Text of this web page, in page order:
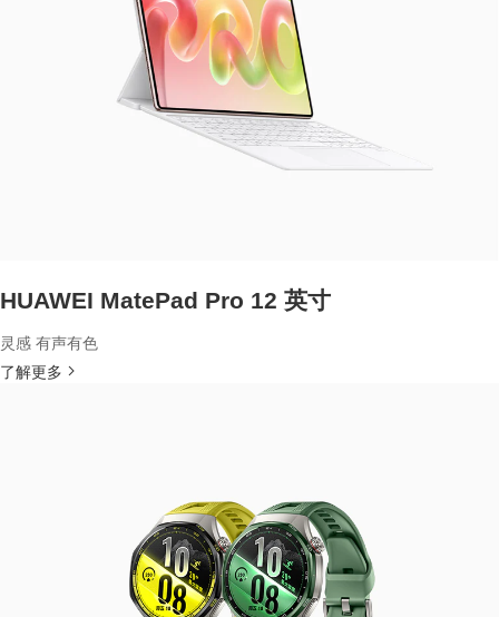
HUAWEI MatePad Pro 12 英寸
灵感 有声有色
了解更多